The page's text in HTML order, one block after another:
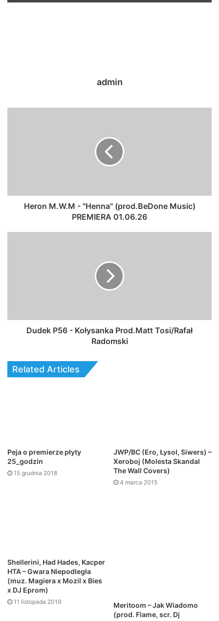
admin
Heron M.W.M - "Henna" (prod.BeDone Music)
PREMIERA 01.06.26
Dudek P56 - Kołysanka Prod.Matt Tosi/Rafał
Radomski
Related Articles
Peja o premierze płyty
25_godzin
15 grudnia 2018
JWP/BC (Ero, Łysol, Siwers) –
Xeroboj (Molesta Skandal
The Wall Covers)
4 marca 2015
Shellerini, Had Hades, Kacper
HTA – Gwara Niepodległa
(muz. Magiera x Mozil x Bies
x DJ Eprom)
11 listopada 2019
Meritoom – Jak Wiadomo
(prod. Flame, scr. Dj